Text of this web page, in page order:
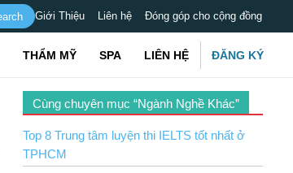
Giới Thiệu Liên hệ Đóng góp cho cộng đồng
THẨM MỸ SPA LIÊN HỆ ĐĂNG KÝ
Cùng chuyên mục “Ngành Nghề Khác”
Top 8 Trung tâm luyện thi IELTS tốt nhất ở
TPHCM